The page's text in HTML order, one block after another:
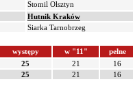
Stomil Olsztyn
Hutnik Kraków
Siarka Tarnobrzeg
występy w "11"
pełne
25 21
16
25 21 16